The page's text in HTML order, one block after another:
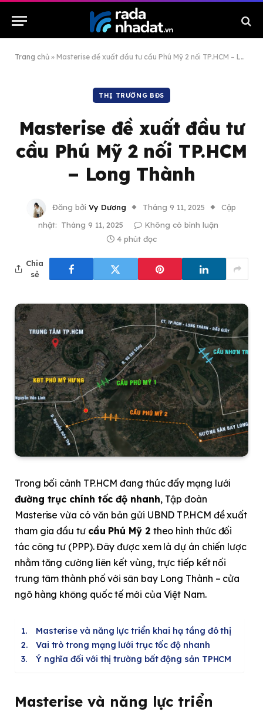
Trang chủ » Masterise đề xuất đầu tư cầu Phú Mỹ 2 nối TP.HCM – Long Thành
THỊ TRƯỜNG BĐS
Masterise đề xuất đầu tư
cầu Phú Mỹ 2 nối TP.HCM
– Long Thành
Đăng bởi Vy Dương Tháng 9 11, 2025
Cập
nhật: Tháng 9 11, 2025
Không có bình luận
4 phút đọc
Chia
sẻ
Trong bối cảnh TP.HCM đang thúc đẩy mạng lưới
đường trục chính tốc độ nhanh, Tập đoàn
Masterise vừa có văn bản gửi UBND TP.HCM đề xuất
tham gia đầu tư cầu Phú Mỹ 2 theo hình thức đối
tác công tư (PPP). Đây được xem là dự án chiến lược
nhằm tăng cường liên kết vùng, trực tiếp kết nối
trung tâm thành phố với sân bay Long Thành – cửa
ngõ hàng không quốc tế mới của Việt Nam.
Masterise và năng lực triển khai hạ tầng đô thị
Vai trò trong mạng lưới trục tốc độ nhanh
Ý nghĩa đối với thị trường bất động sản TPHCM
Masterise và năng lực triển